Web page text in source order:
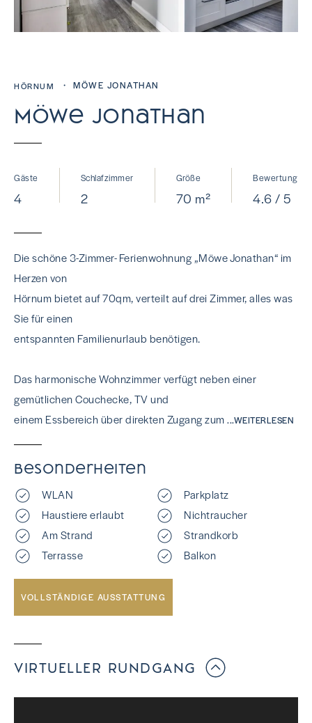
HÖRNUM ・ MÖWE JONATHAN
Möwe Jonathan
Gäste
4
Schlafzimmer
2
Größe
70 m²
Bewertung
4.6 / 5
Die schöne 3-Zimmer- Ferienwohnung „Möwe Jonathan“ im
Herzen von
Hörnum bietet auf 70qm, verteilt auf drei Zimmer, alles was
Sie für einen
entspannten Familienurlaub benötigen.
Das harmonische Wohnzimmer verfügt neben einer
gemütlichen Couchecke, TV und
einem Essbereich über direkten Zugang zum ...WEITERLESEN
Besonderheiten
WLAN
Parkplatz
Haustiere erlaubt
Nichtraucher
Am Strand
Strandkorb
Terrasse
Balkon
VOLLSTÄNDIGE AUSSTATTUNG
VIRTUELLER RUNDGANG